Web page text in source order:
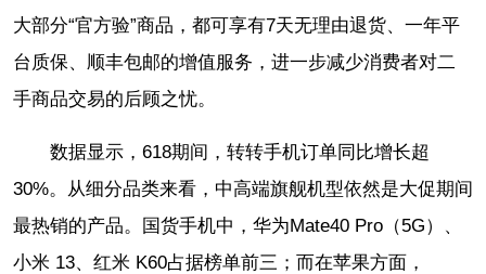
大部分“官方验”商品，都可享有7天无理由退货、一年平
台质保、顺丰包邮的增值服务，进一步减少消费者对二
手商品交易的后顾之忧。
数据显示，618期间，转转手机订单同比增长超
30%。从细分品类来看，中高端旗舰机型依然是大促期间
最热销的产品。国货手机中，华为Mate40 Pro（5G）、
小米 13、红米 K60占据榜单前三；而在苹果方面，